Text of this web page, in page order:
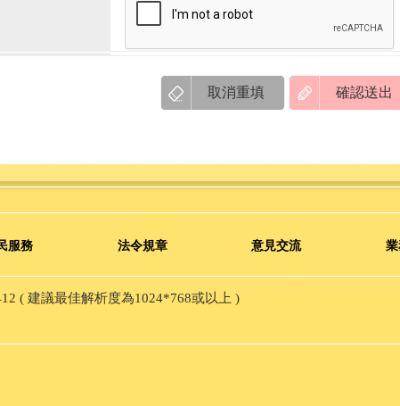
服務 法令規章 意見交流
( 建議最佳解析度為1024*768或以上 )